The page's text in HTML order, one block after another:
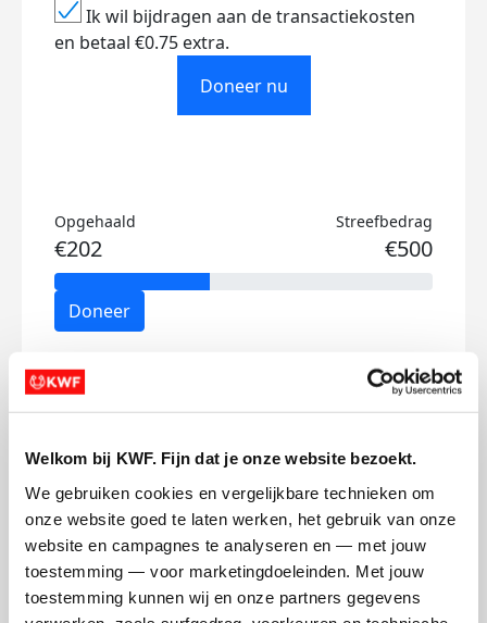
Welkom bij KWF. Fijn dat je onze website bezoekt.
We gebruiken cookies en vergelijkbare technieken om
onze website goed te laten werken, het gebruik van onze
website en campagnes te analyseren en — met jouw
toestemming — voor marketingdoeleinden. Met jouw
toestemming kunnen wij en onze partners gegevens
Ik wil bijdragen aan de transactiekosten
en betaal €0.75 extra.
Doneer nu
Opgehaald
€202
Streefbedrag
€500
Doneer